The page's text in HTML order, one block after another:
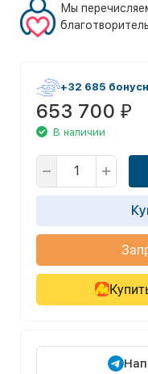
Мы
+32 685
653 700 ₽
В наличии